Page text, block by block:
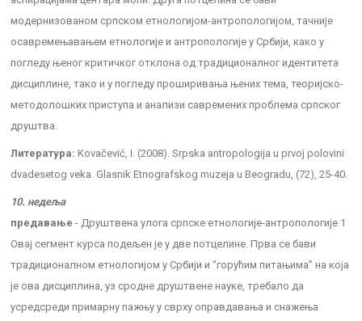
модернизованом српском етнологијом-антропологијом, тачније
осавремењавањем етнологије и антропологије у Србији, како у
погледу њеног критичког отклона од традиционалног идентитета
дисциплине, тако и у погледу проширивања њених тема, теоријско-
методолошких приступа и анализи савремених проблема српског
друштва.
Литература: Kovačević, I. (2008). Srpska antropologija u prvoj polovini
dvadesetog veka. Glasnik Etnografskog muzeja u Beogradu, (72), 25-40.
10. недеља
предавање - Друштвена улога српске етнологије-антропологије 1
Овај сегмент курса подељен је у две потцелине. Прва се бави
традиционалном етнологијом у Србији и “горућим питањима” на која
је ова дисциплина, уз сродне друштвене науке, требало да
усредсреди примарну пажњу у сврху оправдавања и снажења